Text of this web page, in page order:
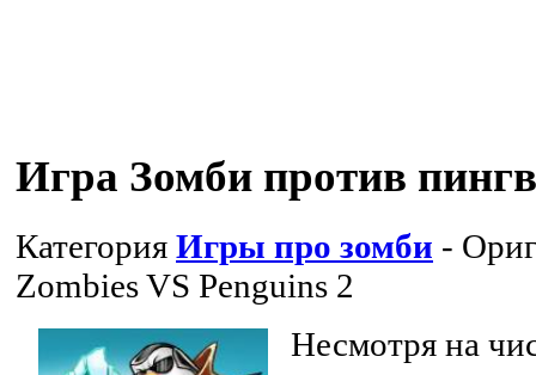
Игра Зомби против
Категория Игры про зомби -
Zombies VS Penguins 2
Несмотря на